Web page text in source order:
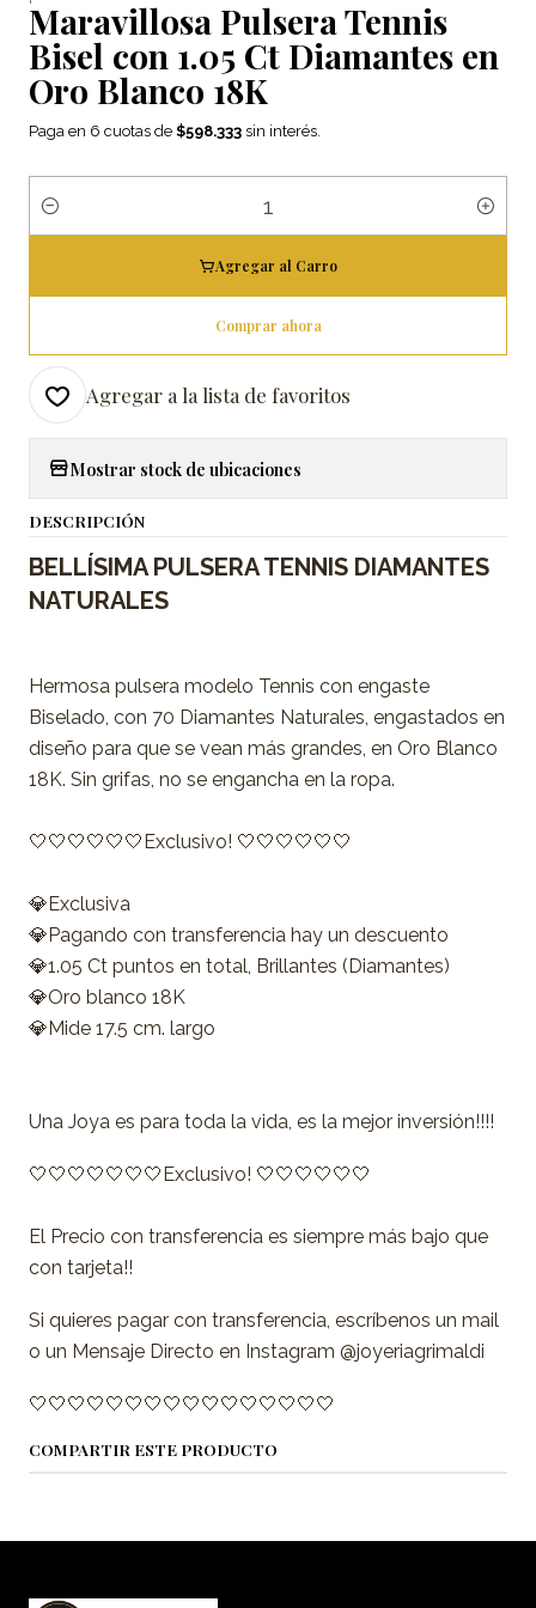
Maravillosa Pulsera Tennis
Bisel con 1.05 Ct Diamantes en
Oro Blanco 18K
Paga en 6 cuotas de $598.333 sin interés.
Cantidad
Agregar al Carro
Comprar ahora
Agregar a la lista de favoritos
Mostrar stock de ubicaciones
DESCRIPCIÓN
BELLÍSIMA PULSERA TENNIS DIAMANTES
NATURALES
Hermosa pulsera modelo Tennis con engaste
Biselado, con 70 Diamantes Naturales, engastados en
diseño para que se vean más grandes, en Oro Blanco
18K. Sin grifas, no se engancha en la ropa.
🤍🤍🤍🤍🤍🤍Exclusivo! 🤍🤍🤍🤍🤍🤍
💎Exclusiva
💎Pagando con transferencia hay un descuento
💎1.05 Ct puntos en total, Brillantes (Diamantes)
💎Oro blanco 18K
💎Mide 17.5 cm. largo
Una Joya es para toda la vida, es la mejor inversión!!!!
🤍🤍🤍🤍🤍🤍🤍Exclusivo! 🤍🤍🤍🤍🤍🤍
El Precio con transferencia es siempre más bajo que
con tarjeta!!
Si quieres pagar con transferencia, escríbenos un mail
o un Mensaje Directo en Instagram @joyeriagrimaldi
🤍🤍🤍🤍🤍🤍🤍🤍🤍🤍🤍🤍🤍🤍🤍🤍
COMPARTIR ESTE PRODUCTO